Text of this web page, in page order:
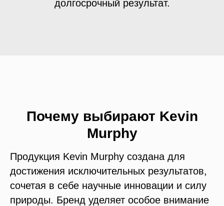
долгосрочный результат.
Почему выбирают Kevin
Murphy
Продукция Kevin Murphy создана для
достижения исключительных результатов,
сочетая в себе научные инновации и силу
природы. Бренд уделяет особое внимание